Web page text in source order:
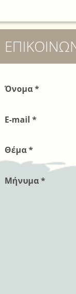
Όνομα *
E-mail *
Θέμα *
Μήνυμα *